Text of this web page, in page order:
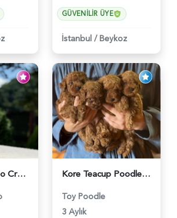
GÜVENILIR ÜYE
İstanbul / Beykoz
Pomeranian Boo Cream Beyaz Yavrumuz - 6251 Kore Teacup Poodle Bebekler - 6428
Toy Poodle
3 Aylık